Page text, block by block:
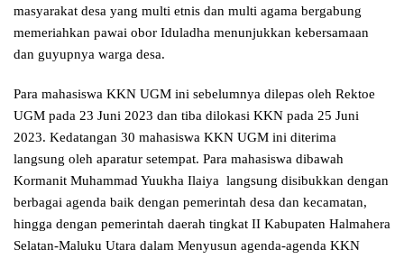
masyarakat desa yang multi etnis dan multi agama bergabung
memeriahkan pawai obor Iduladha menunjukkan kebersamaan
dan guyupnya warga desa.
Para mahasiswa KKN UGM ini sebelumnya dilepas oleh Rektoe
UGM pada 23 Juni 2023 dan tiba dilokasi KKN pada 25 Juni
2023. Kedatangan 30 mahasiswa KKN UGM ini diterima
langsung oleh aparatur setempat. Para mahasiswa dibawah
Kormanit Muhammad Yuukha Ilaiya langsung disibukkan dengan
berbagai agenda baik dengan pemerintah desa dan kecamatan,
hingga dengan pemerintah daerah tingkat II Kabupaten Halmahera
Selatan-Maluku Utara dalam Menyusun agenda-agenda KKN